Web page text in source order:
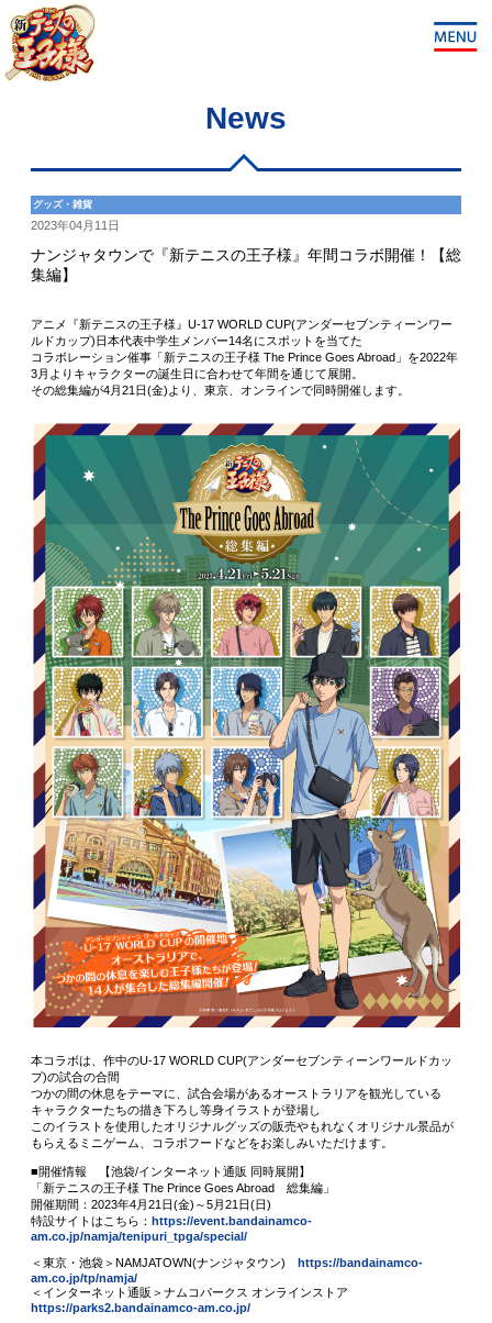
News
グッズ・雑貨
2023年04月11日
ナンジャタウンで『新テニスの王子様』年間コラボ開催！【総
集編】
アニメ『新テニスの王子様』U-17 WORLD CUP(アンダーセブンティーンワー
ルドカップ)日本代表中学生メンバー14名にスポットを当てた
コラボレーション催事「新テニスの王子様 The Prince Goes Abroad」を2022年
3月よりキャラクターの誕生日に合わせて年間を通じて展開。
その総集編が4月21日(金)より、東京、オンラインで同時開催します。
本コラボは、作中のU-17 WORLD CUP(アンダーセブンティーンワールドカッ
プ)の試合の合間
つかの間の休息をテーマに、試合会場があるオーストラリアを観光している
キャラクターたちの描き下ろし等身イラストが登場し
このイラストを使用したオリジナルグッズの販売やもれなくオリジナル景品が
もらえるミニゲーム、コラボフードなどをお楽しみいただけます。
■開催情報 【池袋/インターネット通販 同時展開】
「新テニスの王子様 The Prince Goes Abroad 総集編」
開催期間：2023年4月21日(金)～5月21日(日)
特設サイトはこちら： https://event.bandainamco-
am.co.jp/namja/tenipuri_tpga/special/
＜東京・池袋＞NAMJATOWN(ナンジャタウン) https://bandainamco-
am.co.jp/tp/namja/
＜インターネット通販＞ナムコパークス オンラインストア
https://parks2.bandainamco-am.co.jp/